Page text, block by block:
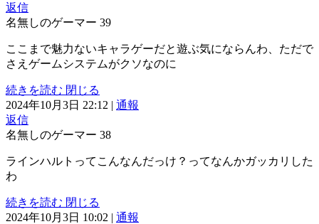
返信
名無しのゲーマー 39
ここまで魅力ないキャラゲーだと遊ぶ気にならんわ、ただで
さえゲームシステムがクソなのに
続きを読む 閉じる
2024年10月3日 22:12 | 通報
返信
名無しのゲーマー 38
ラインハルトってこんなんだっけ？ってなんかガッカリした
わ
続きを読む 閉じる
2024年10月3日 10:02 | 通報